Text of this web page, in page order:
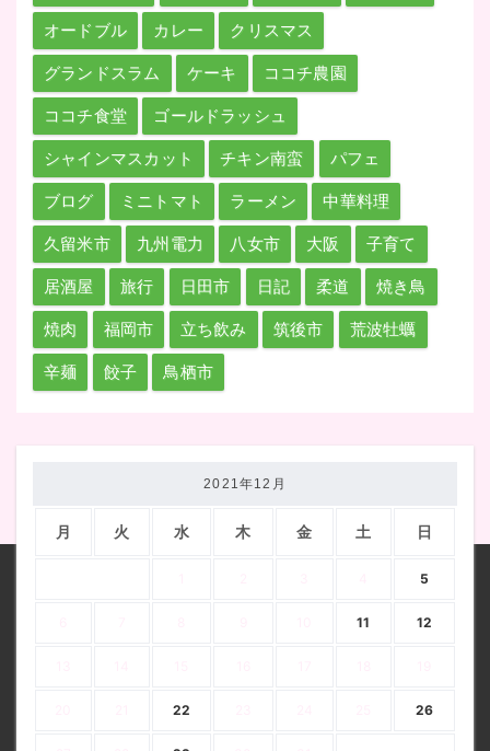
オードブル カレー クリスマス
グランドスラム ケーキ ココチ農園
ココチ食堂 ゴールドラッシュ
シャインマスカット チキン南蛮 パフェ
ブログ ミニトマト ラーメン 中華料理
久留米市 九州電力 八女市 大阪 子育て
居酒屋 旅行 日田市 日記 柔道 焼き鳥
焼肉 福岡市 立ち飲み 筑後市 荒波牡蠣
辛麺 餃子 鳥栖市
2021年12月
月 火 水 木 金 土 日
5
11 12
22 26